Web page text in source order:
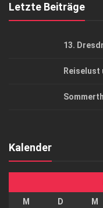
Letzte Beiträge
13.
Reiselust
Kalender
M D M